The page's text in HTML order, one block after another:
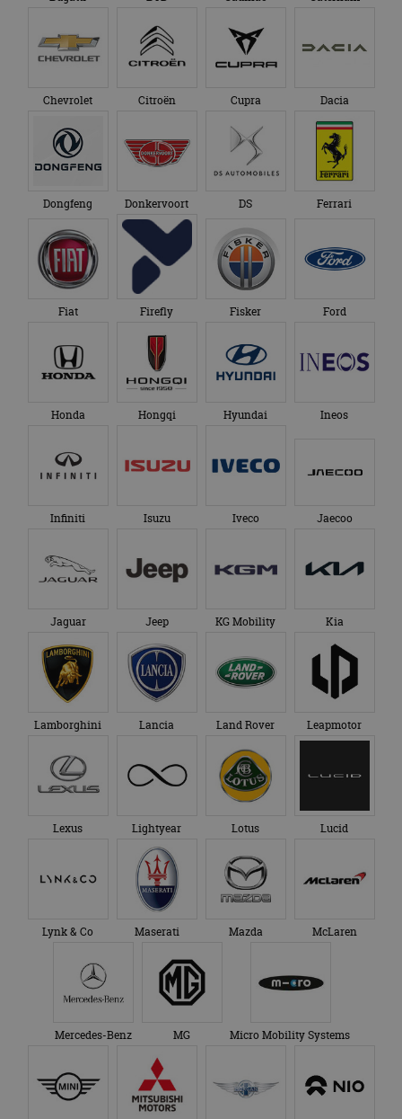
Chevrolet Citroën Cupra Dacia
Dongfeng Donkervoort DS Ferrari
Fiat Firefly Fisker Ford
Honda Hongqi Hyundai Ineos
Infiniti Isuzu Iveco Jaecoo
Jaguar Jeep KG Mobility Kia
Lamborghini Lancia Land Rover Leapmotor
Lexus Lightyear Lotus Lucid
Lynk & Co Maserati Mazda McLaren
Mercedes-Benz MG Micro Mobility Systems